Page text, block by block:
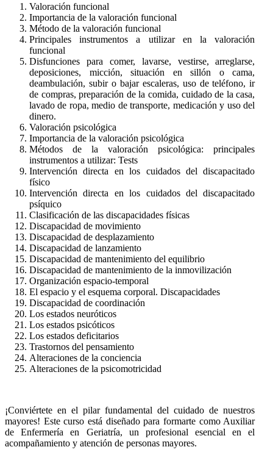
Valoración funcional
Importancia de la valoración funcional
Método de la valoración funcional
Principales instrumentos a utilizar en la valoración
funcional
Disfunciones para comer, lavarse, vestirse, arreglarse,
deposiciones, micción, situación en sillón o cama,
deambulación, subir o bajar escaleras, uso de teléfono, ir
de compras, preparación de la comida, cuidado de la casa,
lavado de ropa, medio de transporte, medicación y uso del
dinero.
Valoración psicológica
Importancia de la valoración psicológica
Métodos de la valoración psicológica: principales
instrumentos a utilizar: Tests
Intervención directa en los cuidados del discapacitado
físico
Intervención directa en los cuidados del discapacitado
psíquico
Clasificación de las discapacidades físicas
Discapacidad de movimiento
Discapacidad de desplazamiento
Discapacidad de lanzamiento
Discapacidad de mantenimiento del equilibrio
Discapacidad de mantenimiento de la inmovilización
Organización espacio-temporal
El espacio y el esquema corporal. Discapacidades
Discapacidad de coordinación
Los estados neuróticos
Los estados psicóticos
Los estados deficitarios
Trastornos del pensamiento
Alteraciones de la conciencia
Alteraciones de la psicomotricidad
¡Conviértete en el pilar fundamental del cuidado de nuestros
mayores! Este curso está diseñado para formarte como Auxiliar
de Enfermería en Geriatría, un profesional esencial en el
acompañamiento y atención de personas mayores.